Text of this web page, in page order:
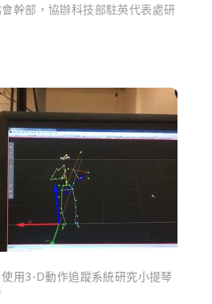
幹部，協辦科技部駐英代表處研
用3-D動作追蹤系統研究小提琴